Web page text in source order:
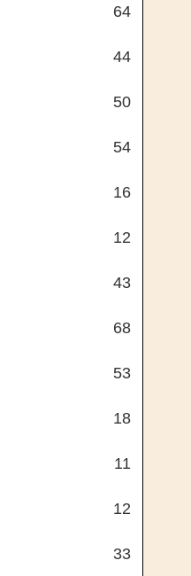
64
44
50
54
16
12
43
68
53
18
11
12
33